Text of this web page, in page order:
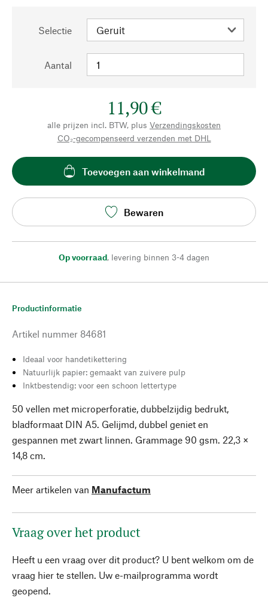
Selectie
Aantal
11,90 €
alle prijzen incl. BTW, plus Verzendingskosten
CO₂-gecompenseerd verzenden met DHL
Toevoegen aan winkelmand
Bewaren
Op voorraad, levering binnen 3-4 dagen
Productinformatie
Artikel nummer 84681
Ideaal voor handetikettering
Natuurlijk papier: gemaakt van zuivere pulp
Inktbestendig: voor een schoon lettertype
50 vellen met microperforatie, dubbelzijdig bedrukt,
bladformaat DIN A5. Gelijmd, dubbel geniet en
gespannen met zwart linnen. Grammage 90 gsm. 22,3 ×
14,8 cm.
Meer artikelen van Manufactum
Vraag over het product
Heeft u een vraag over dit product? U bent welkom om de
vraag hier te stellen. Uw e-mailprogramma wordt
geopend.